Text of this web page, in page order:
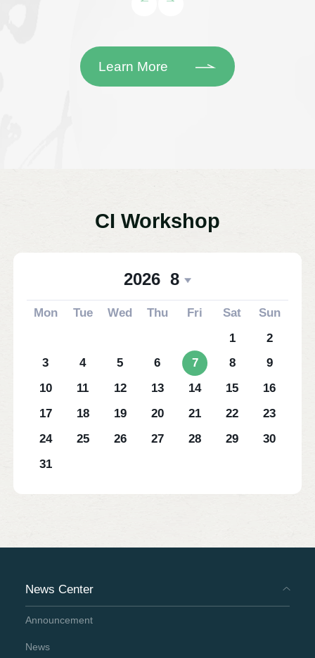
Learn More
CI Workshop
2026 8
Mon Tue Wed Thu Fri Sat
Sun
1
2
3
4 5 6 7 8
9
10
11 12 13 14 15
16
17
18 19 20 21 22
23
24
25 26 27 28 29
30
31
News Center
Announcement
News